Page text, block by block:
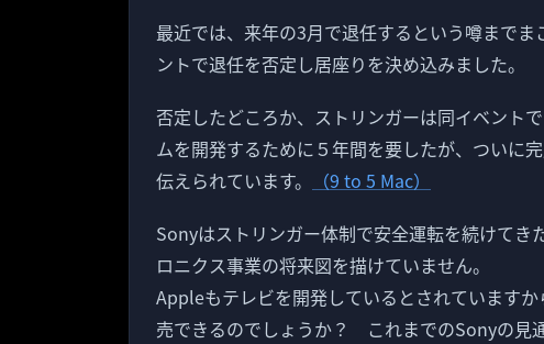
最近では、来年の3月で退任するという噂まで
ントで退任を否定し居座りを決め込みました。
否定したどころか、ストリンガーは同イベント
ムを開発するために５年間を要したが、ついに
伝えられています。
（9 to 5 Mac）
Sonyはストリンガー体制で安全運転を続けてき
ロニクス事業の将来図を描けていません。
Appleもテレビを開発しているとされています
売できるのでしょうか？ これまでのSonyの見